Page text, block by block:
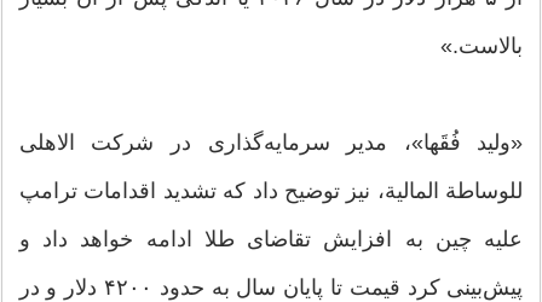
بالاست.»
«ولید فُقَها»، مدیر سرمایه‌گذاری در شرکت الاهلی
للوساطة المالیة، نیز توضیح داد که تشدید اقدامات ترامپ
علیه چین به افزایش تقاضای طلا ادامه خواهد داد و
پیش‌بینی کرد قیمت تا پایان سال به حدود ۴۲۰۰ دلار و در